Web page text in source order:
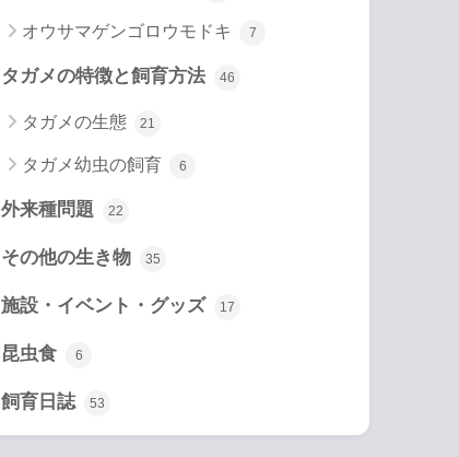
オウサマゲンゴロウモドキ 7
タガメの特徴と飼育方法 46
タガメの生態 21
タガメ幼虫の飼育 6
外来種問題 22
その他の生き物 35
施設・イベント・グッズ 17
昆虫食 6
飼育日誌 53